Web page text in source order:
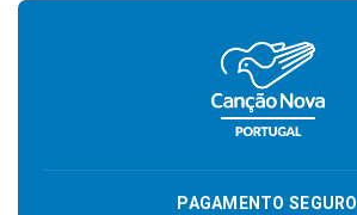
PAGAMENTO SEGURO